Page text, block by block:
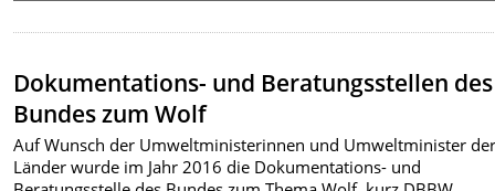
Dokumentations- und Beratungsstellen des
Bundes zum Wolf
Auf Wunsch der Umweltministerinnen und Umweltminister
Länder wurde im Jahr 2016 die Dokumentations- und